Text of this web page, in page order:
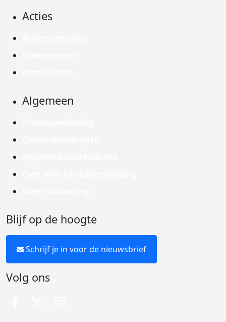
Acties
Algemeen
Blijf op de hoogte
Schrijf je in voor de nieuwsbrief
Volg ons